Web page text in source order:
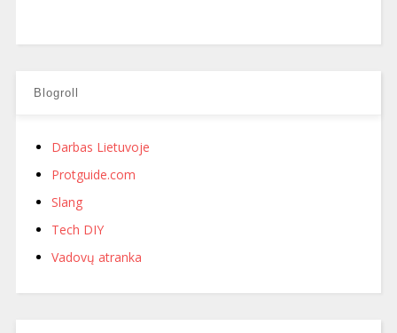
Blogroll
Darbas Lietuvoje
Protguide.com
Slang
Tech DIY
Vadovų atranka